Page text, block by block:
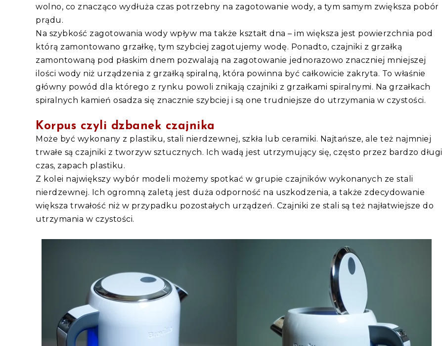
wolno, co znacząco wydłuża czas potrzebny na zagotowanie wody, a tym samym zwiększa pobór
prądu.
Na szybkość zagotowania wody wpływ ma także kształt dna – im większa jest powierzchnia pod
którą zamontowano grzałkę, tym szybciej zagotujemy wodę. Ponadto, czajniki z grzałką
zamontowaną pod płaskim dnem pozwalają na zagotowanie jednorazowo znaczniej mniejszej
ilości wody niż urządzenia z grzałką spiralną, która powinna być całkowicie zakryta. To właśnie
główny powód dla którego z rynku powoli znikają czajniki z grzałkami spiralnymi. Na grzałkach
spiralnych kamień osadza się znacznie szybciej i są one trudniejsze do utrzymania w czystości.
Korpus czyli dzbanek czajnika
Może być wykonany z plastiku, stali nierdzewnej, szkła lub ceramiki. Najtańsze, ale też najmniej
trwałe są czajniki z tworzyw sztucznych. Ich wadą jest utrzymujący się, często przez bardzo długi
czas, zapach plastiku.
Z kolei największy wybór modeli możemy spotkać w grupie czajników wykonanych ze stali
nierdzewnej. Ich ogromną zaletą jest duża odporność na uszkodzenia, a także zdecydowanie
większa trwałość niż w przypadku pozostałych urządzeń. Czajniki ze stali są też najłatwiejsze do
utrzymania w czystości.